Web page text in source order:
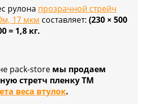
рулона прозрачной стрейч
17 мкм составляет: (230 × 500
= 1,8 кг.
pack-store мы продаем
стретч пленку ТМ
веса втулок.